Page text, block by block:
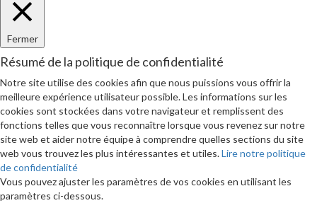
Fermer
Résumé de la politique de confidentialité
Notre site utilise des cookies afin que nous puissions vous offrir la
meilleure expérience utilisateur possible. Les informations sur les
cookies sont stockées dans votre navigateur et remplissent des
fonctions telles que vous reconnaître lorsque vous revenez sur notre
site web et aider notre équipe à comprendre quelles sections du site
web vous trouvez les plus intéressantes et utiles.Lire notre politique
de confidentialité
Vous pouvez ajuster les paramètres de vos cookies en utilisant les
paramètres ci-dessous.